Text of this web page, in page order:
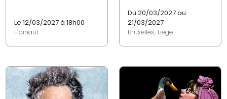
Le 12/03/2027 à 18h00
Hainaut
Du 20/03/2027 au
21/03/2027
Bruxelles, Liège